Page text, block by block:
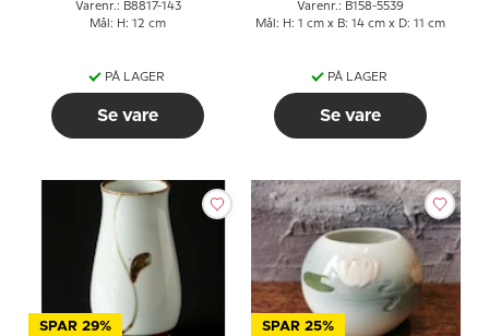
Varenr.: B8817-143
Mål: H: 12 cm
PÅ LAGER
Se vare
Varenr.: B158-5539
Mål: H: 1 cm x B: 14 cm x D: 11 cm
PÅ LAGER
Se vare
SPAR 29% SPAR 25%